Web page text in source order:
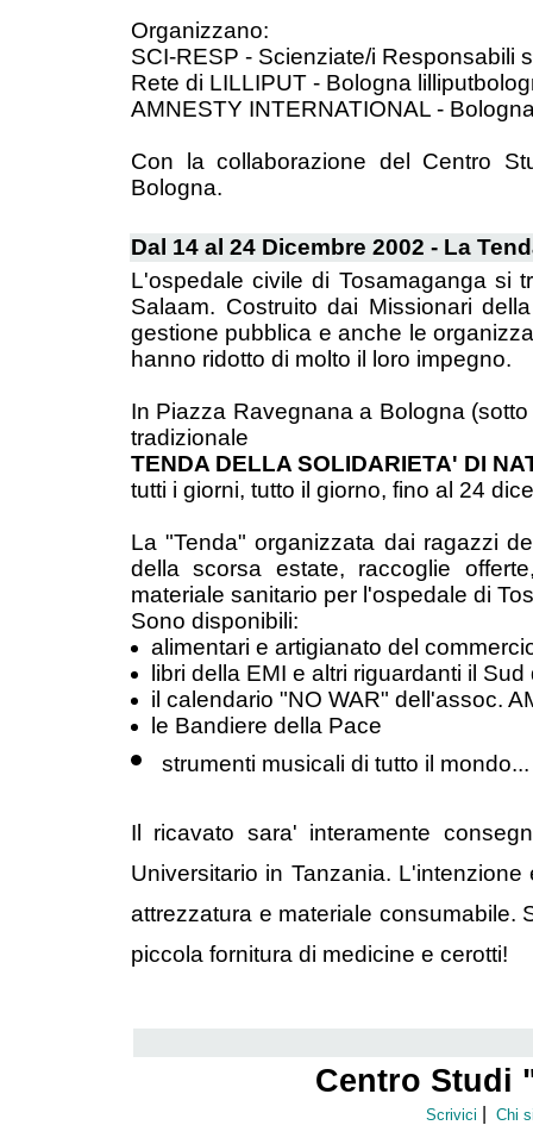
Organizzano:
SCI-RESP - Scienziate/i Responsabili
Rete di LILLIPUT - Bologna
AMNESTY INTERNATIONAL -
Con la collaborazione del Centro
Bologna.
Dal 14 al 24 Dicembre 2002 - La
L'ospedale civile di Tosamaganga si
Salaam. Costruito dai Missionari
gestione pubblica e anche le
hanno ridotto di molto il loro impegno.
In Piazza Ravegnana a Bologna
tradizionale
TENDA DELLA SOLIDARIETA' DI
tutti i giorni, tutto il giorno, fino al 24
La "Tenda" organizzata dai ragazzi
della scorsa estate, raccoglie
materiale sanitario per l'ospedale di
Sono disponibili:
alimentari e artigianato del
libri della EMI e altri riguardanti il
il calendario "NO WAR" dell'assoc.
le Bandiere della Pace
strumenti musicali di tutto il mondo...
Il ricavato sara' interamente
Universitario in Tanzania.
attrezzatura e materiale
piccola fornitura di medicine e cerotti!
Centro Studi
Scrivici Chi